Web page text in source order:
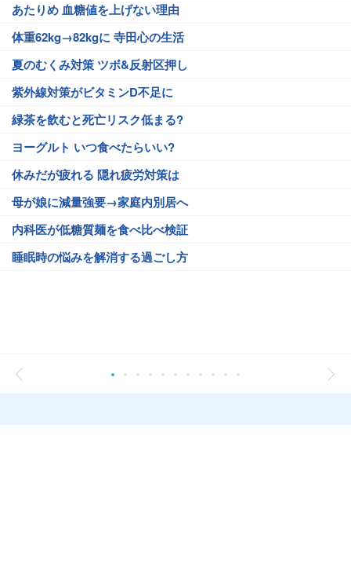
あたりめ 血糖値を上げない理由
体重62kg→82kgに 寺田心の生活
夏のむくみ対策 ツボ&反射区押し
紫外線対策がビタミンD不足に
緑茶を飲むと死亡リスク低まる?
ヨーグルト いつ食べたらいい?
休みだが疲れる 隠れ疲労対策は
母が娘に減量強要→家庭内別居へ
内科医が低糖質麺を食べ比べ検証
睡眠時の悩みを解消する過ごし方